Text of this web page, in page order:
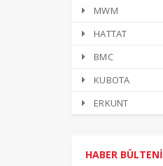
MWM
HATTAT
BMC
KUBOTA
ERKUNT
HABER BÜLTENİ